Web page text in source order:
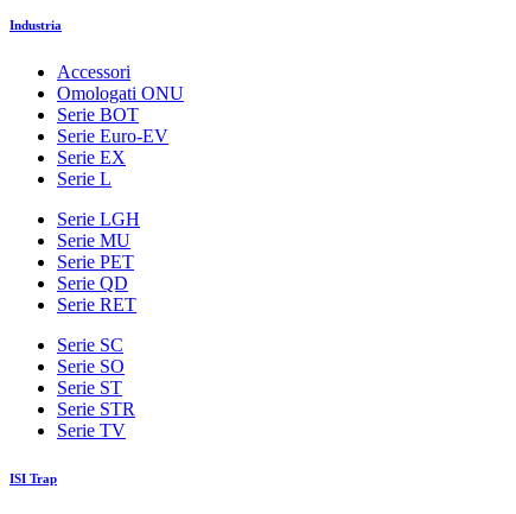
Industria
Accessori
Omologati ONU
Serie BOT
Serie Euro-EV
Serie EX
Serie L
Serie LGH
Serie MU
Serie PET
Serie QD
Serie RET
Serie SC
Serie SO
Serie ST
Serie STR
Serie TV
ISI Trap